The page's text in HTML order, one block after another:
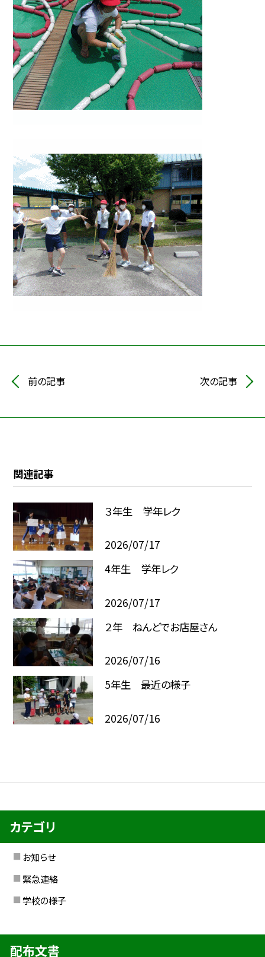
前の記事 次の記事
関連記事
３年生 学年レク
2026/07/17
4年生 学年レク
2026/07/17
２年 ねんどでお店屋さん
2026/07/16
5年生 最近の様子
2026/07/16
カテゴリ
お知らせ
緊急連絡
学校の様子
配布文書